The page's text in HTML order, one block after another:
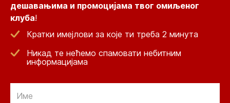
дешавањима и промоцијама твог омиљеног
клуба!
Кратки имејлови за које ти треба 2 минута
Никад те нећемо спамовати небитним
информацијама